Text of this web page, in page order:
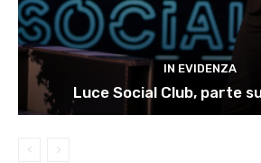
IN EVIDENZA
Luce Social Club, parte